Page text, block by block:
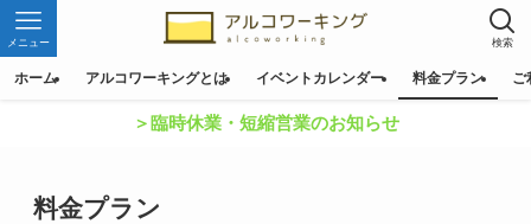
検索
メニュー
ホーム アルコワーキングとは イベントカレンダー 料金プラン ご
＞臨時休業・短縮営業のお知らせ
料金プラン